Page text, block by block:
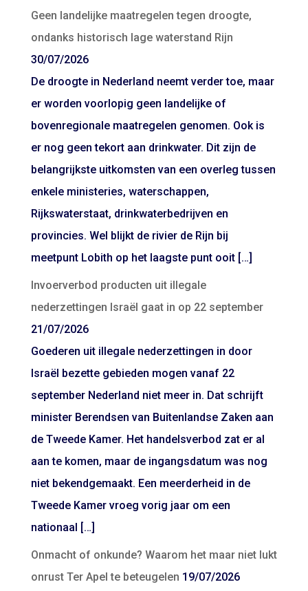
Geen landelijke maatregelen tegen droogte,
ondanks historisch lage waterstand Rijn
30/07/2026
De droogte in Nederland neemt verder toe, maar
er worden voorlopig geen landelijke of
bovenregionale maatregelen genomen. Ook is
er nog geen tekort aan drinkwater. Dit zijn de
belangrijkste uitkomsten van een overleg tussen
enkele ministeries, waterschappen,
Rijkswaterstaat, drinkwaterbedrijven en
provincies. Wel blijkt de rivier de Rijn bij
meetpunt Lobith op het laagste punt ooit […]
Invoerverbod producten uit illegale
nederzettingen Israël gaat in op 22 september
21/07/2026
Goederen uit illegale nederzettingen in door
Israël bezette gebieden mogen vanaf 22
september Nederland niet meer in. Dat schrijft
minister Berendsen van Buitenlandse Zaken aan
de Tweede Kamer. Het handelsverbod zat er al
aan te komen, maar de ingangsdatum was nog
niet bekendgemaakt. Een meerderheid in de
Tweede Kamer vroeg vorig jaar om een
nationaal […]
Onmacht of onkunde? Waarom het maar niet lukt
onrust Ter Apel te beteugelen 19/07/2026